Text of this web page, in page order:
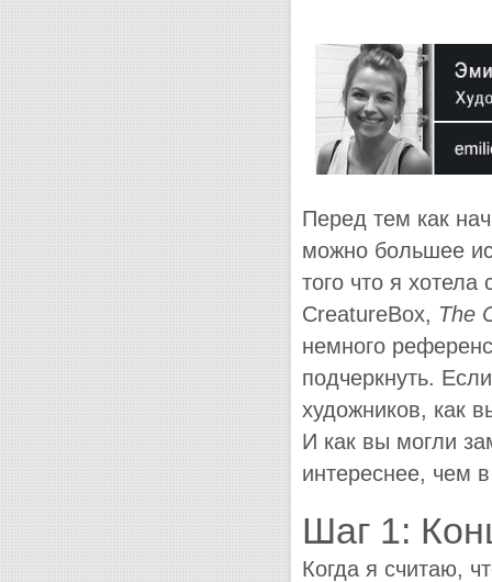
Перед тем как
можно большее
того что я
CreatureBox, The
немного
подчеркнуть.
художников, как
И как вы могли
интереснее, чем
Шаг 1:
Когда я считаю,